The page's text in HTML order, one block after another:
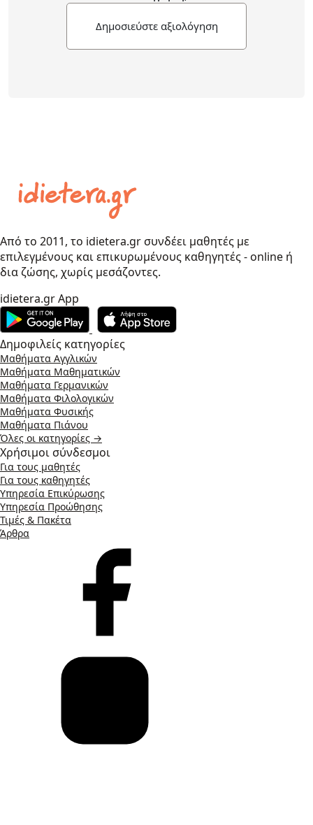
Δημοσιεύστε αξιολόγηση
Από το 2011, το idietera.gr συνδέει μαθητές με
επιλεγμένους και επικυρωμένους καθηγητές - online ή
δια ζώσης, χωρίς μεσάζοντες.
idietera.gr App
Δημοφιλείς κατηγορίες
Μαθήματα Αγγλικών
Μαθήματα Μαθηματικών
Μαθήματα Γερμανικών
Μαθήματα Φιλολογικών
Μαθήματα Φυσικής
Μαθήματα Πιάνου
Όλες οι κατηγορίες →
Χρήσιμοι σύνδεσμοι
Για τους μαθητές
Για τους καθηγητές
Υπηρεσία Επικύρωσης
Υπηρεσία Προώθησης
Τιμές & Πακέτα
Άρθρα